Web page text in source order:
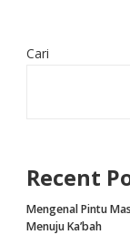
Cari
Recent
Mengenal Pintu
Menuju Ka’bah